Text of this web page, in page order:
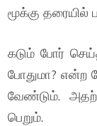
மூக்கு தரையில்
கடும் போர்
போதுமா? என்ற
வேண்டும்.
பெறும்.